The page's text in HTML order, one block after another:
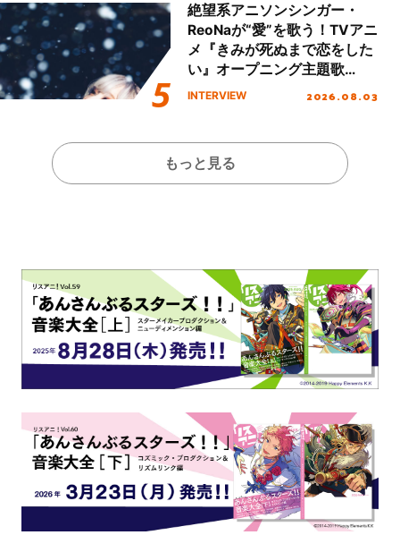
絶望系アニソンシンガー・
ReoNaが“愛”を歌う！TVアニ
メ『きみが死ぬまで恋をした
い』オープニング主題歌
「Amore」インタビュー
INTERVIEW 2026.08.03
もっと見る